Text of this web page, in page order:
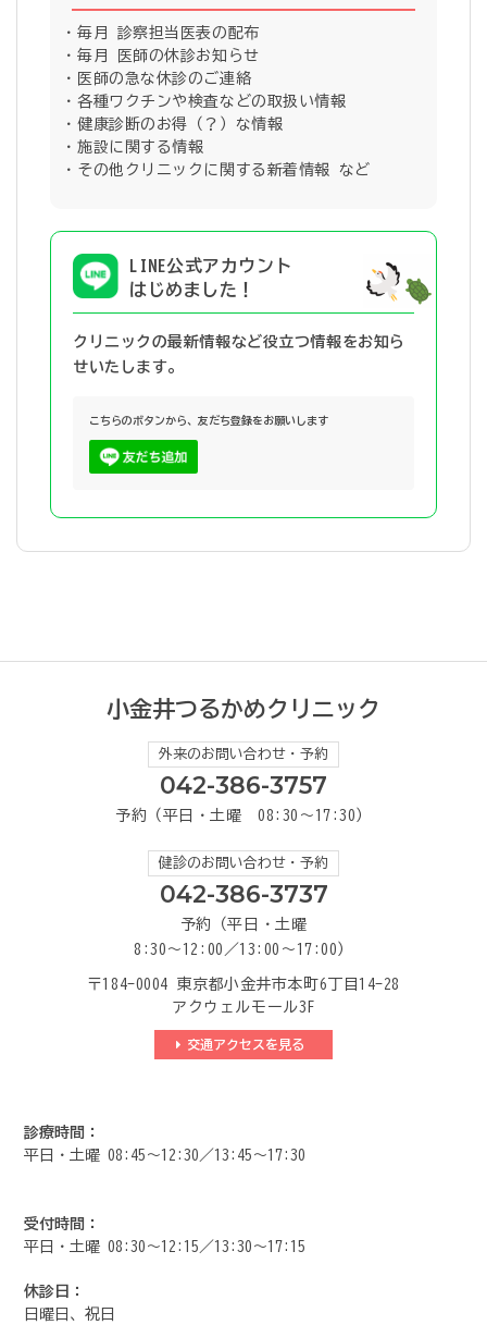
毎月 診察担当医表の配布
毎月 医師の休診お知らせ
医師の急な休診のご連絡
各種ワクチンや検査などの取扱い情報
健康診断のお得（？）な情報
施設に関する情報
その他クリニックに関する新着情報 など
LINE公式アカウント
はじめました！
クリニックの最新情報など役立つ情報をお知ら
せいたします。
こちらのボタンから、友だち登録をお願いします
小金井つるかめクリニック
外来のお問い合わせ・予約
042-386-3757
予約（平日・土曜 08:30～17:30）
健診のお問い合わせ・予約
042-386-3737
予約（平日・土曜
8:30～12:00／13:00～17:00）
〒184-0004 東京都小金井市本町6丁目14-28
アクウェルモール3F
交通アクセスを見る
診療時間：
平日・土曜 08:45～12:30／13:45～17:30
受付時間：
平日・土曜 08:30～12:15／13:30～17:15
休診日：
日曜日、祝日